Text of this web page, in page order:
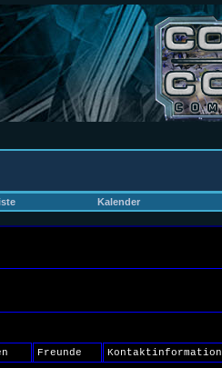
Kalender
Freunde Kontaktinformation